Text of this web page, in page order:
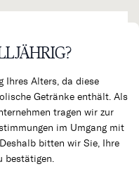
Ihres Alters, da diese
Getränke enthält. Als
tragen wir zur
im Umgang mit
bitten wir Sie, Ihre
bestätigen.
Kundenkonto Warenkorb